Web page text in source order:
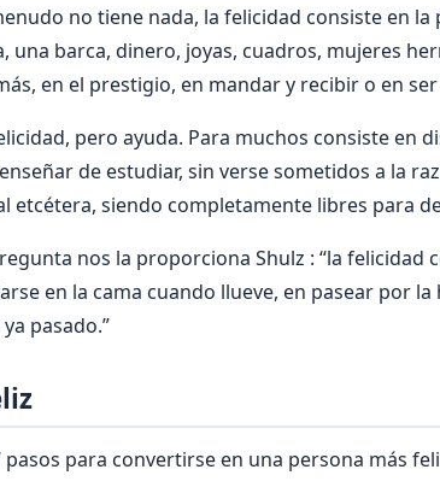
no tiene nada, la felicidad consiste en la
una barca, dinero, joyas, cuadros, mujeres
en el prestigio, en mandar y recibir o en
pero ayuda. Para muchos consiste en
de estudiar, sin verse sometidos a la
etcétera, siendo completamente libres para
nos la proporciona Shulz : “la felicidad
en la cama cuando llueve, en pasear por la
pasado.”
para convertirse en una persona más